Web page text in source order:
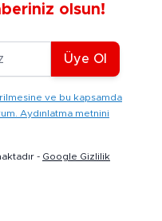
olsun!
Adresiniz
Üye Ol
ve bu kapsamda
Aydınlatma metnini
- Google Gizlilik